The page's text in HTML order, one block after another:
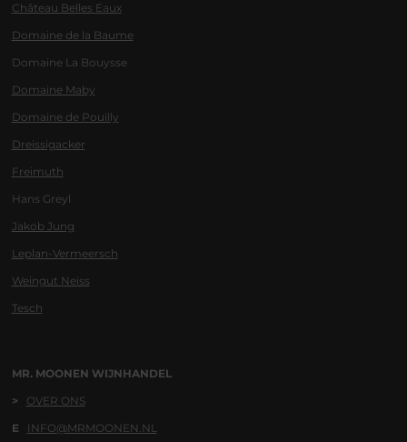
Château Belles Eaux
Domaine de la Baume
Domaine La Bouysse
Domaine Maby
Domaine de Pouilly
Dreissigacker
Freimuth
Hans Greyl
Jakob Jung
Leplan-Vermeersch
Weingut Neiss
Tesch
MR. MOONEN WIJNHANDEL
>
OVER ONS
E
INFO@MRMOONEN.NL